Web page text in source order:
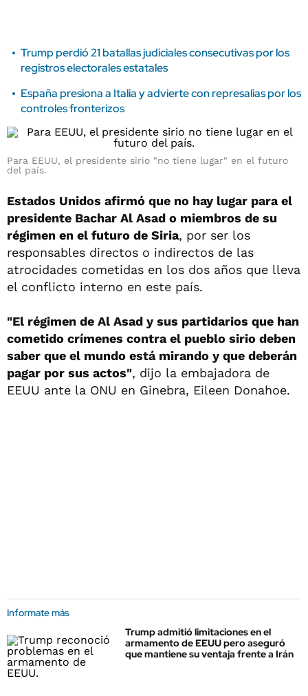
Trump perdió 21 batallas judiciales consecutivas por los
registros electorales estatales
España presiona a Italia y advierte con represalias por los
controles fronterizos
Para EEUU, el presidente sirio "no tiene lugar" en el futuro
del país.
Estados Unidos afirmó que no hay lugar para el
presidente Bachar Al Asad o miembros de su
régimen en el futuro de Siria, por ser los
responsables directos o indirectos de las
atrocidades cometidas en los dos años que lleva
el conflicto interno en este país.
"El régimen de Al Asad y sus partidarios que han
cometido crímenes contra el pueblo sirio deben
saber que el mundo está mirando y que deberán
pagar por sus actos", dijo la embajadora de
EEUU ante la ONU en Ginebra, Eileen Donahoe.
Informate más
Trump admitió limitaciones en el
armamento de EEUU pero aseguró
que mantiene su ventaja frente a Irán